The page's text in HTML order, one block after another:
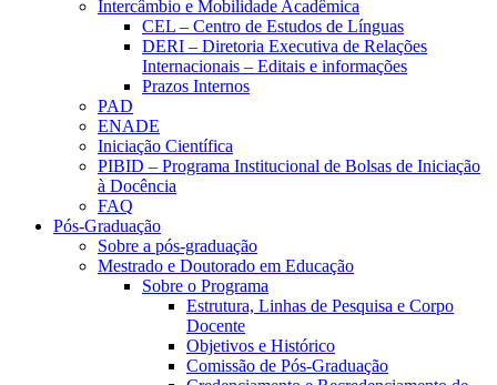
Intercâmbio e Mobilidade Acadêmica
CEL – Centro de Estudos de Línguas
DERI – Diretoria Executiva de Relações
Internacionais – Editais e informações
Prazos Internos
PAD
ENADE
Iniciação Científica
PIBID – Programa Institucional de Bolsas de Iniciação
à Docência
FAQ
Pós-Graduação
Sobre a pós-graduação
Mestrado e Doutorado em Educação
Sobre o Programa
Estrutura, Linhas de Pesquisa e Corpo
Docente
Objetivos e Histórico
Comissão de Pós-Graduação